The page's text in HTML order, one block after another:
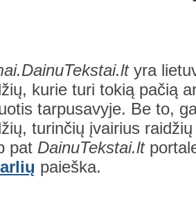
yra
kurie turi tokią pačią
tarpusavyje. Be to,
turinčių įvairius
pat DainuTekstai.lt
paieška.